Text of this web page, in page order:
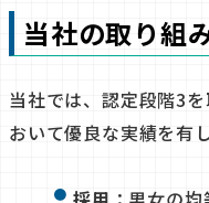
当社の取り組
当社では、認定段階3
おいて優良な実績を有